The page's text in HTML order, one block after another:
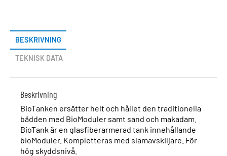
BESKRIVNING
TEKNISK DATA
Beskrivning
BioTanken ersätter helt och hållet den traditionella
bädden med BioModuler samt sand och makadam.
BioTank är en glasfiberarmerad tank innehållande
bioModuler. Kompletteras med slamavskiljare. För
hög skyddsnivå.